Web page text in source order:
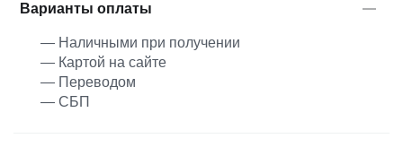
Варианты оплаты
— Наличными при получении
— Картой на сайте
— Переводом
— СБП